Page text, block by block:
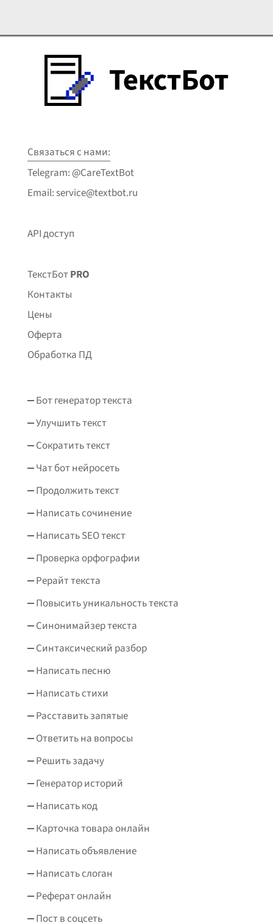
Связаться с нами:
Telegram: @CareTextBot
Email: service@textbot.ru
API доступ
ТекстБотPRO
Контакты
Цены
Оферта
Обработка ПД
Бот генератор текста
Улучшить текст
Сократить текст
Чат бот нейросеть
Продолжить текст
Написать сочинение
Написать SEO текст
Проверка орфографии
Рерайт текста
Повысить уникальность текста
Синонимайзер текста
Синтаксический разбор
Написать песню
Написать стихи
Расставить запятые
Ответить на вопросы
Решить задачу
Генератор историй
Написать код
Карточка товара онлайн
Написать объявление
Написать слоган
Реферат онлайн
Пост в соцсеть